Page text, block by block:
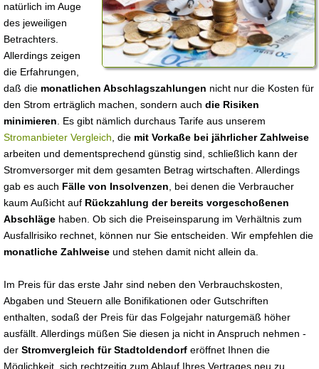
natürlich im Auge
des jeweiligen
Betrachters.
Allerdings zeigen
die Erfahrungen,
daß die monatlichen Abschlagszahlungen nicht nur die Kosten für
den Strom erträglich machen, sondern auch die Risiken
minimieren . Es gibt nämlich durchaus Tarife aus unserem
Stromanbieter Vergleich , die mit Vorkaße bei jährlicher Zahlweise
arbeiten und dementsprechend günstig sind, schließlich kann der
Stromversorger mit dem gesamten Betrag wirtschaften. Allerdings
gab es auch Fälle von Insolvenzen , bei denen die Verbraucher
kaum Außicht auf Rückzahlung der bereits vorgeschoßenen
Abschläge haben. Ob sich die Preiseinsparung im Verhältnis zum
Ausfallrisiko rechnet, können nur Sie entscheiden. Wir empfehlen die
monatliche Zahlweise und stehen damit nicht allein da.
Im Preis für das erste Jahr sind neben den Verbrauchskosten,
Abgaben und Steuern alle Bonifikationen oder Gutschriften
enthalten, sodaß der Preis für das Folgejahr naturgemäß höher
ausfällt. Allerdings müßen Sie diesen ja nicht in Anspruch nehmen -
der Stromvergleich für Stadtoldendorf eröffnet Ihnen die
Möglichkeit, sich rechtzeitig zum Ablauf Ihres Vertrages neu zu